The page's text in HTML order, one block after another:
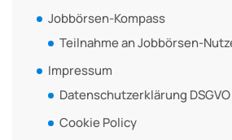
Jobbörsen-Kompass
Teilnahme an Jobbörsen-
Impressum
Datenschutzerklärung DSGVO
Cookie Policy